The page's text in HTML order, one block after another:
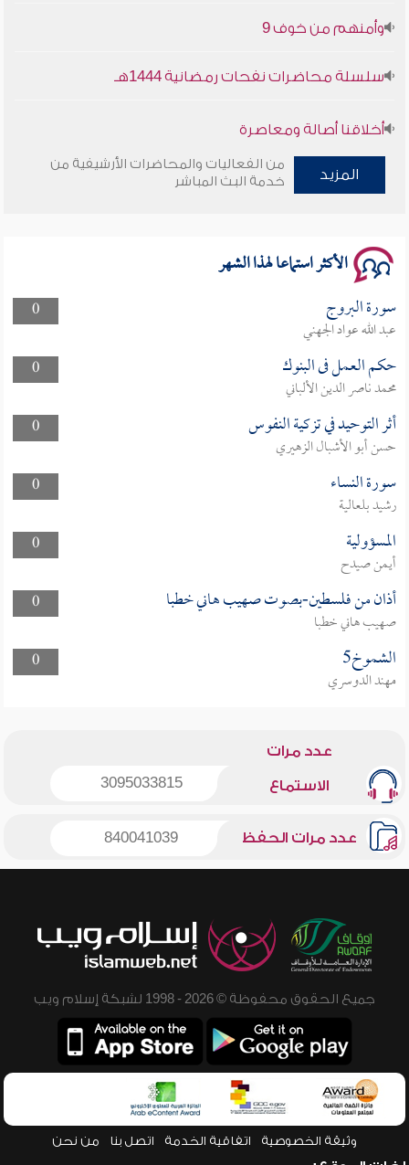
وأمنهم من خوف 9
سلسلة محاضرات نفحات رمضانية 1444هـ
أخلاقنا أصالة ومعاصرة
وأمنهم من خوف 9
المزيد
من الفعاليات والمحاضرات الأرشيفية من
خدمة البث المباشر
الأكثر استماعا لهذا الشهر
0 سورة البروج
عبد الله عواد الجهني
0
حكم العمل فى البنوك
محمد ناصر الدين الألباني
0
أثر التوحيد في تزكية النفوس
حسن أبو الأشبال الزهيري
0
سورة النساء
رشيد بلعالية
0
المسؤولية
أيمن صيدح
0
أذان من فلسطين-بصوت صهيب هاني خطبا
صهيب هاني خطبا
0
الشموخ5
مهند الدوسري
عدد مرات
الاستماع 3095033815
عدد مرات الحفظ 840041039
جميع الحقوق محفوظة © 2026 - 1998 لشبكة إسلام ويب
وثيقة الخصوصية اتفاقية الخدمة اتصل بنا من نحن